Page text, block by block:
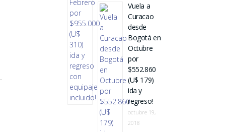
Vuela a
Curacao
desde
Bogotá en
Octubre
por
$552.860
(U$ 179)
ida y
regreso!
octubre 19,
2018